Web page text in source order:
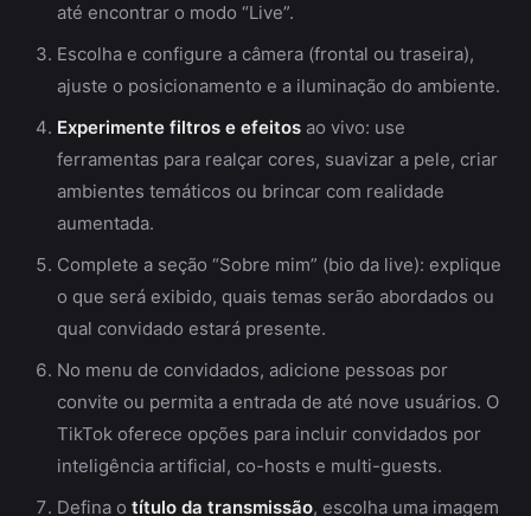
até encontrar o modo “Live”.
Escolha e configure a câmera (frontal ou traseira),
ajuste o posicionamento e a iluminação do ambiente.
Experimente filtros e efeitos ao vivo: use
ferramentas para realçar cores, suavizar a pele, criar
ambientes temáticos ou brincar com realidade
aumentada.
Complete a seção “Sobre mim” (bio da live): explique
o que será exibido, quais temas serão abordados ou
qual convidado estará presente.
No menu de convidados, adicione pessoas por
convite ou permita a entrada de até nove usuários. O
TikTok oferece opções para incluir convidados por
inteligência artificial, co-hosts e multi-guests.
Defina o título da transmissão, escolha uma imagem